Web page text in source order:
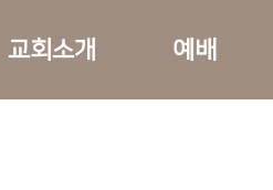
교회소개 예배